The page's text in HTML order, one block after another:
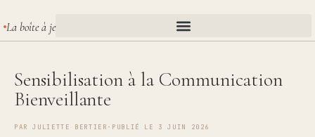
La boîte à je
Sensibilisation à la Communication
Bienveillante
PARJULIETTE BERTIER · PUBLIÉ LE 3 JUIN 2026